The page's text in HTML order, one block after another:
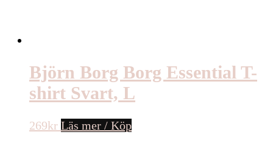
Björn Borg Borg Essential T-
shirt Svart, L
269kr Läs mer / Köp